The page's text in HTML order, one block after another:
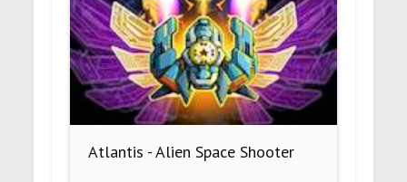
Atlantis - Alien Space Shooter